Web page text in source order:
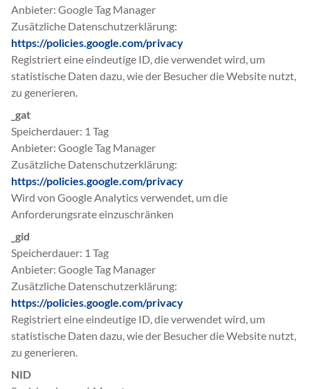
Anbieter Google Tag Manager
Zusätzliche Datenschutzerklärung
https://policies.google.com/privacy
Registriert eine eindeutige ID, die verwendet wird, um
statistische Daten dazu, wie der Besucher die Website nutzt,
zu generieren.
_gat
Speicherdauer 1 Tag
Anbieter Google Tag Manager
Zusätzliche Datenschutzerklärung
https://policies.google.com/privacy
Wird von Google Analytics verwendet, um die
Anforderungsrate einzuschränken
_gid
Speicherdauer 1 Tag
Anbieter Google Tag Manager
Zusätzliche Datenschutzerklärung
https://policies.google.com/privacy
Registriert eine eindeutige ID, die verwendet wird, um
statistische Daten dazu, wie der Besucher die Website nutzt,
zu generieren.
NID